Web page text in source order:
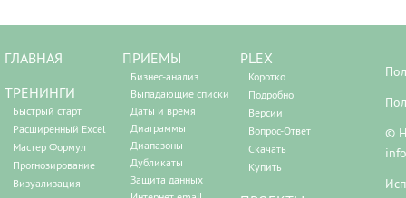
ГЛАВНАЯ
ТРЕНИНГИ
Быстрый старт
Расширенный Excel
Мастер Формул
Прогнозирование
Визуализация
ПРИЕМЫ
Бизнес-анализ
Выпадающие списки
Даты и время
Диаграммы
Диапазоны
Дубликаты
Защита данных
PLEX
Коротко
Подробно
Версии
Вопрос-Ответ
Скачать
Купить
©